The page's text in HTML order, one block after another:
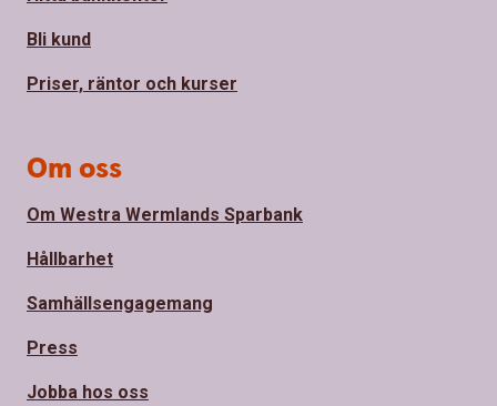
Bli kund
Priser, räntor och kurser
Om oss
Om Westra Wermlands Sparbank
Hållbarhet
Samhällsengagemang
Press
Jobba hos oss